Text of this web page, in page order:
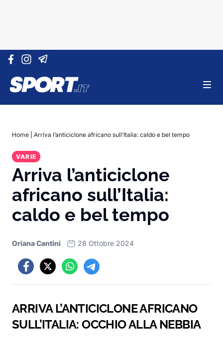
Vai al contenuto
Home Arriva l’anticiclone africano sull’Italia: caldo e bel tempo
VARIE
Arriva l’anticiclone
africano sull’Italia:
caldo e bel tempo
Oriana Cantini 28 Ottobre 2024
ARRIVA L’ANTICICLONE AFRICANO
SULL’ITALIA: OCCHIO ALLA NEBBIA